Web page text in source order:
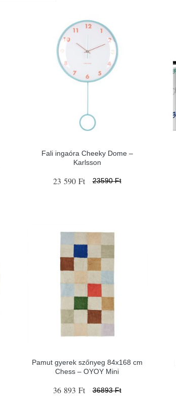
Fali ingaóra Cheeky Dome –
Karlsson
23 590 Ft 23590 Ft
Pamut gyerek szőnyeg 84x168 cm
Chess – OYOY Mini
36 893 Ft 36893 Ft